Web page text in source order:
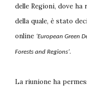
delle Regioni, dove
della quale, è stato
online ‘European Green
Forests and Regions’.
La riunione ha